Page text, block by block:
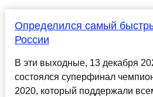
Определился самый
России
В эти выходные, 13 декабря
состоялся суперфинал
2020, который поддержали